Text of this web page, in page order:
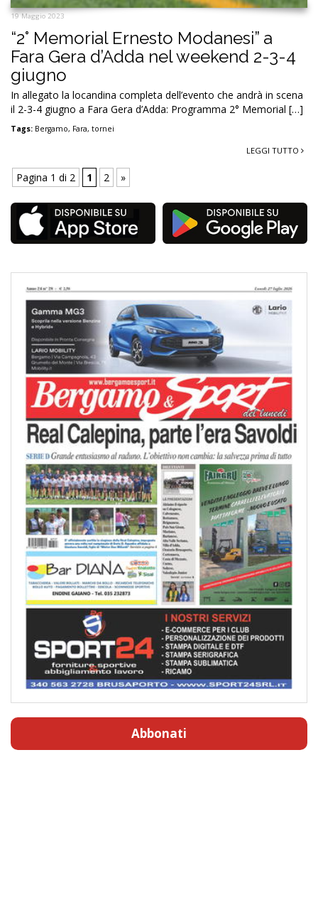
19 Maggio 2023
“2° Memorial Ernesto Modanesi” a
Fara Gera d’Adda nel weekend 2-3-4
giugno
In allegato la locandina completa dell’evento che andrà in scena
il 2-3-4 giugno a Fara Gera d’Adda: Programma 2° Memorial […]
Tags: Bergamo, Fara, tornei
LEGGI TUTTO
Pagina 1 di 2 1 2 »
Abbonati